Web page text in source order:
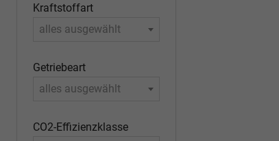
Kraftstoffart
alles ausgewählt
Getriebeart
alles ausgewählt
CO2-Effizienzklasse